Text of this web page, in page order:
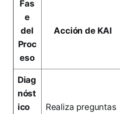
Fas
e
del
Proc
eso
Acción de KAI
Diag
nóst
ico
Realiza preguntas